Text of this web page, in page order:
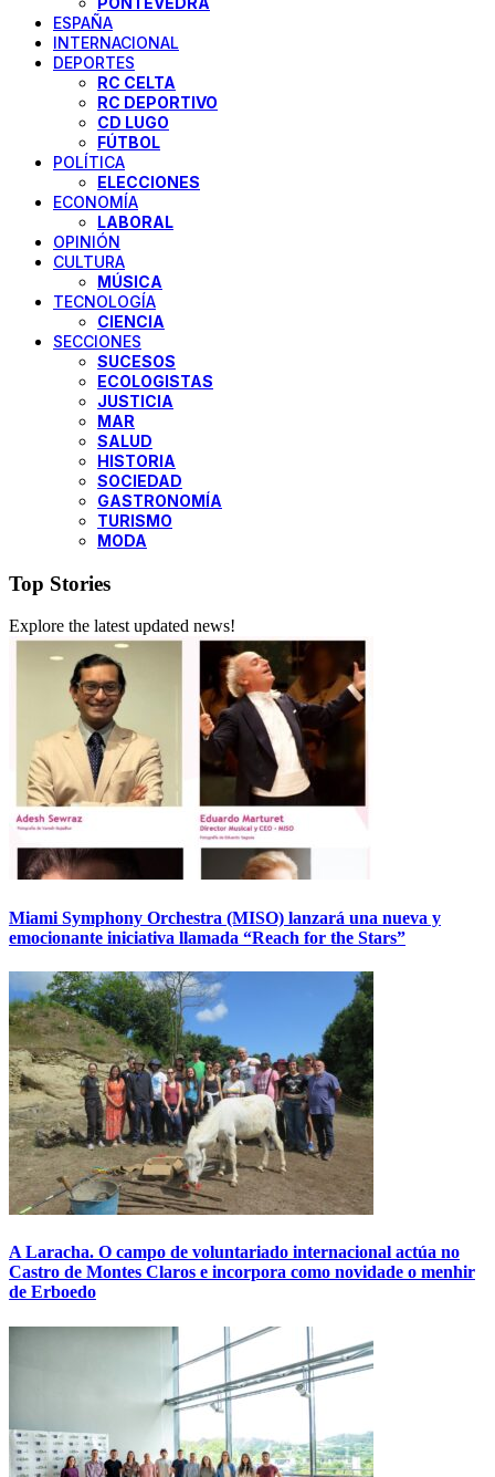
ESPAÑA
INTERNACIONAL
DEPORTES
RC CELTA
RC DEPORTIVO
CD LUGO
FÚTBOL
POLÍTICA
ELECCIONES
ECONOMÍA
LABORAL
OPINIÓN
CULTURA
MÚSICA
TECNOLOGÍA
CIENCIA
SECCIONES
SUCESOS
ECOLOGISTAS
JUSTICIA
MAR
SALUD
HISTORIA
SOCIEDAD
GASTRONOMÍA
TURISMO
MODA
Top Stories
Explore the latest updated news!
Miami Symphony Orchestra (MISO) lanzará una nueva y
emocionante iniciativa llamada “Reach for the Stars”
A Laracha. O campo de voluntariado internacional actúa no
Castro de Montes Claros e incorpora como novidade o menhir
de Erboedo